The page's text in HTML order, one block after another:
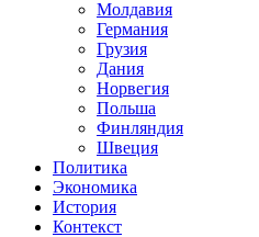
Молдавия
Германия
Грузия
Дания
Норвегия
Польша
Финляндия
Швеция
Политика
Экономика
История
Контекст